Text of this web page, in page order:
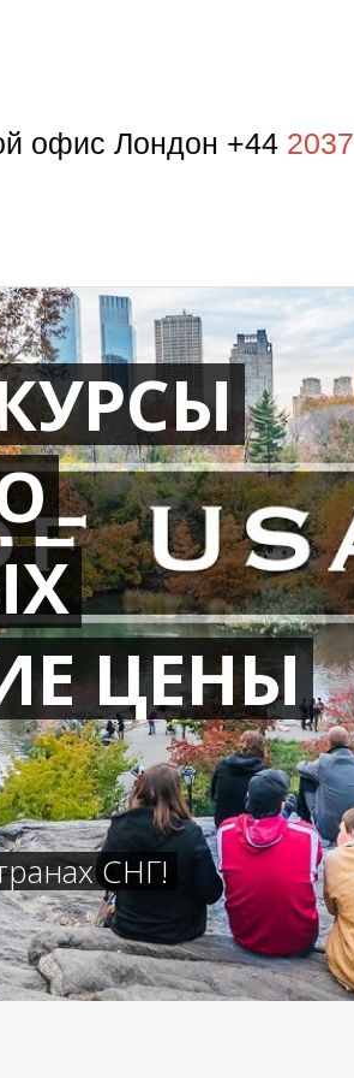
офис Лондон +44 2037
ЦЕНЫ
СНГ!